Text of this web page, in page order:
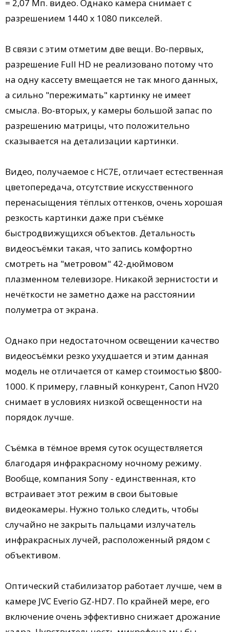
= 2,07 Мп. видео. Однако камера снимает с
разрешением 1440 x 1080 пикселей.
В связи с этим отметим две вещи. Во-первых,
разрешение Full HD не реализовано потому что
на одну кассету вмещается не так много данных,
а сильно "пережимать" картинку не имеет
смысла. Во-вторых, у камеры большой запас по
разрешению матрицы, что положительно
сказывается на детализации картинки.
Видео, получаемое с HC7E, отличает естественная
цветопередача, отсутствие искусственного
перенасыщения тёплых оттенков, очень хорошая
резкость картинки даже при съёмке
быстродвижущихся объектов. Детальность
видеосъёмки такая, что запись комфортно
смотреть на "метровом" 42-дюймовом
плазменном телевизоре. Никакой зернистости и
нечёткости не заметно даже на расстоянии
полуметра от экрана.
Однако при недостаточном освещении качество
видеосъёмки резко ухудшается и этим данная
модель не отличается от камер стоимостью $800-
1000. К примеру, главный конкурент, Canon HV20
снимает в условиях низкой освещенности на
порядок лучше.
Съёмка в тёмное время суток осуществляется
благодаря инфракрасному ночному режиму.
Вообще, компания Sony - единственная, кто
встраивает этот режим в свои бытовые
видеокамеры. Нужно только следить, чтобы
случайно не закрыть пальцами излучатель
инфракрасных лучей, расположенный рядом с
объективом.
Оптический стабилизатор работает лучше, чем в
камере JVC Everio GZ-HD7. По крайней мере, его
включение очень эффективно снижает дрожание